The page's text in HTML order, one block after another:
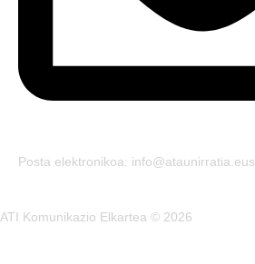
Posta elektronikoa: info@ataunirratia.eus
ATI Komunikazio Elkartea © 2026